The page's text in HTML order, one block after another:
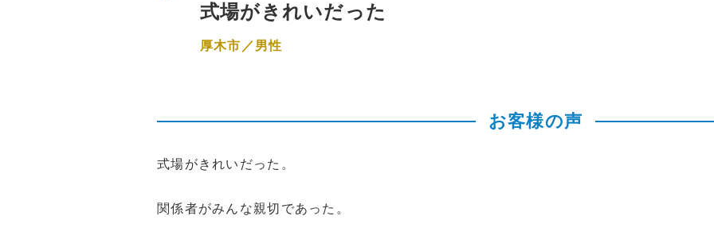
式場がきれいだった
厚木市／男性
お客様の声
式場がきれいだった。
関係者がみんな親切であった。